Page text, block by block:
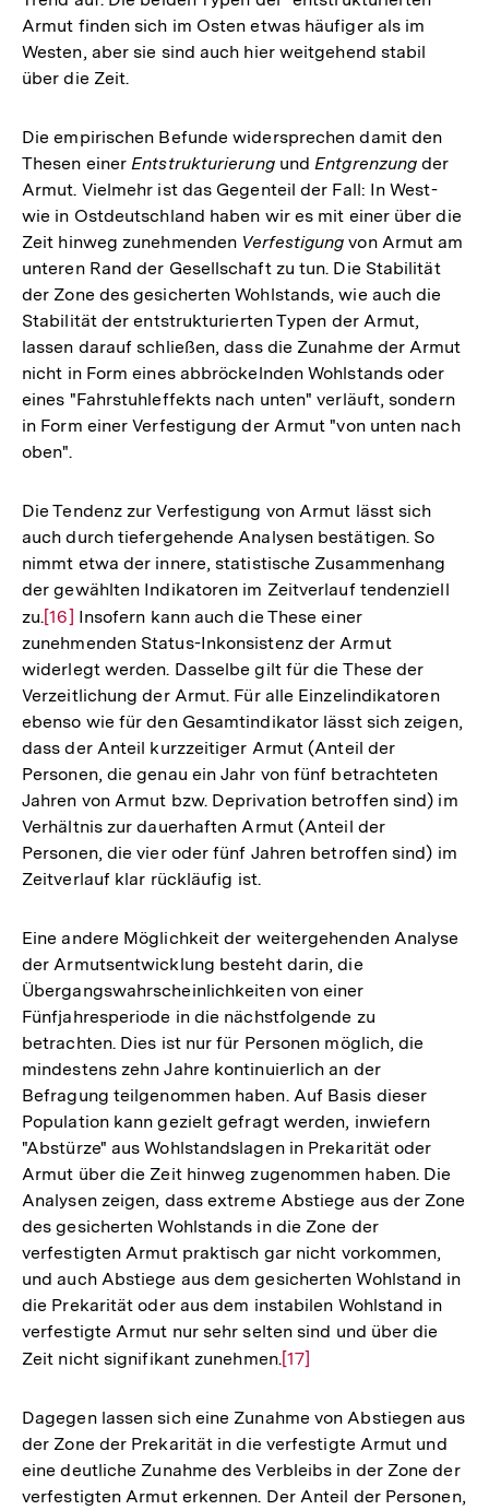
Armut finden sich im Osten etwas häufiger als im
Westen, aber sie sind auch hier weitgehend stabil
über die Zeit.
Die empirischen Befunde widersprechen damit den
Thesen einer Entstrukturierungund Entgrenzung der
Armut. Vielmehr ist das Gegenteil der Fall: In West-
wie in Ostdeutschland haben wir es mit einer über die
Zeit hinweg zunehmenden Verfestigung von Armut am
unteren Rand der Gesellschaft zu tun. Die Stabilität
der Zone des gesicherten Wohlstands, wie auch die
Stabilität der entstrukturierten Typen der Armut,
lassen darauf schließen, dass die Zunahme der Armut
nicht in Form eines abbröckelnden Wohlstands oder
eines "Fahrstuhleffekts nach unten" verläuft, sondern
in Form einer Verfestigung der Armut "von unten nach
oben".
Die Tendenz zur Verfestigung von Armut lässt sich
auch durch tiefergehende Analysen bestätigen. So
nimmt etwa der innere, statistische Zusammenhang
der gewählten Indikatoren im Zeitverlauf tendenziell
zu.Zur
Auflösung
der
Fußnote
[16] Insofern kann auch die These einer
zunehmenden Status-Inkonsistenz der Armut
widerlegt werden. Dasselbe gilt für die These der
Verzeitlichung der Armut. Für alle Einzelindikatoren
ebenso wie für den Gesamtindikator lässt sich zeigen,
dass der Anteil kurzzeitiger Armut (Anteil der
Personen, die genau ein Jahr von fünf betrachteten
Jahren von Armut bzw. Deprivation betroffen sind) im
Verhältnis zur dauerhaften Armut (Anteil der
Personen, die vier oder fünf Jahren betroffen sind) im
Zeitverlauf klar rückläufig ist.
Eine andere Möglichkeit der weitergehenden Analyse
der Armutsentwicklung besteht darin, die
Übergangswahrscheinlichkeiten von einer
Fünfjahresperiode in die nächstfolgende zu
betrachten. Dies ist nur für Personen möglich, die
mindestens zehn Jahre kontinuierlich an der
Befragung teilgenommen haben. Auf Basis dieser
Population kann gezielt gefragt werden, inwiefern
"Abstürze" aus Wohlstandslagen in Prekarität oder
Armut über die Zeit hinweg zugenommen haben. Die
Analysen zeigen, dass extreme Abstiege aus der Zone
des gesicherten Wohlstands in die Zone der
verfestigten Armut praktisch gar nicht vorkommen,
und auch Abstiege aus dem gesicherten Wohlstand in
die Prekarität oder aus dem instabilen Wohlstand in
verfestigte Armut nur sehr selten sind und über die
Zeit nicht signifikant zunehmen.Zur
der
Fußnote
[17]
Dagegen lassen sich eine Zunahme von Abstiegen aus
der Zone der Prekarität in die verfestigte Armut und
eine deutliche Zunahme des Verbleibs in der Zone der
verfestigten Armut erkennen. Der Anteil der Personen,